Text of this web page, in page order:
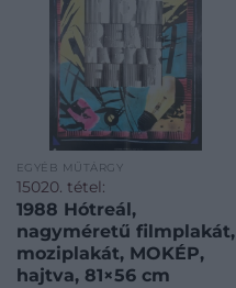
EGYÉB MŰTÁRGY
15020. tétel:
1988 Hótreál,
nagyméretű filmplakát,
moziplakát, MOKÉP,
hajtva, 81×56 cm